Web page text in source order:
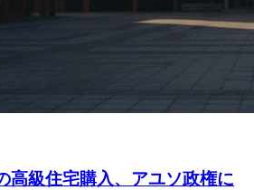
高級住宅購入、アユソ政権に